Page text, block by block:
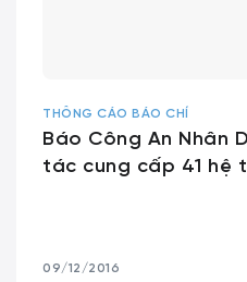
THÔNG CÁO BÁO CHÍ
Báo Công An Nhân
tác cung cấp 41 hệ
09/12/2016